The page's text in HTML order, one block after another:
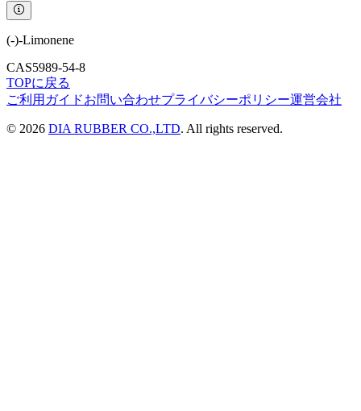
(-)-Limonene
CAS5989-54-8
TOPに戻る
ご利用ガイドお問い合わせプライバシーポリシー運営会社
© 2026 DIA RUBBER CO.,LTD. All rights reserved.